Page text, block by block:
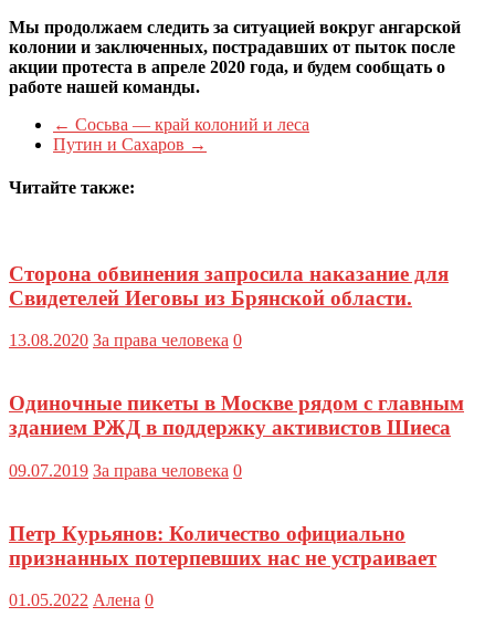
Мы продолжаем следить за ситуацией вокруг ангарской
колонии и заключенных, пострадавших от пыток после
акции протеста в апреле 2020 года, и будем сообщать о
работе нашей команды.
← Сосьва — край колоний и леса
Путин и Сахаров →
Читайте также:
Сторона обвинения запросила наказание для
Свидетелей Иеговы из Брянской области.
13.08.2020 За права человека 0
Одиночные пикеты в Москве рядом с главным
зданием РЖД в поддержку активистов Шиеса
09.07.2019 За права человека 0
Петр Курьянов: Количество официально
признанных потерпевших нас не устраивает
01.05.2022 Алена 0